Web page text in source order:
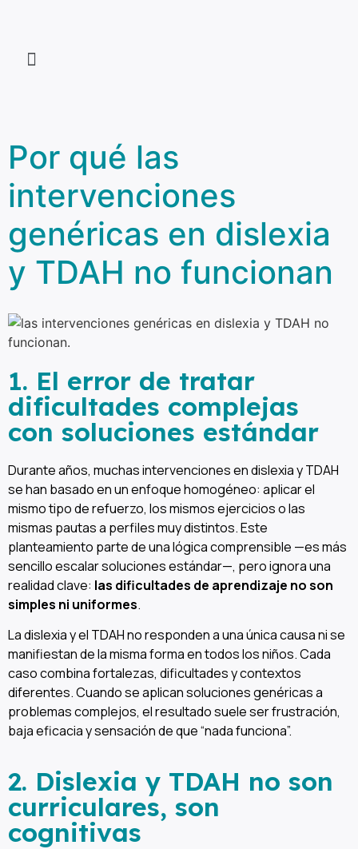
Por qué las
intervenciones
genéricas en dislexia
y TDAH no funcionan
1. El error de tratar
dificultades complejas
con soluciones estándar
Durante años, muchas intervenciones en dislexia y TDAH
se han basado en un enfoque homogéneo: aplicar el
mismo tipo de refuerzo, los mismos ejercicios o las
mismas pautas a perfiles muy distintos. Este
planteamiento parte de una lógica comprensible —es más
sencillo escalar soluciones estándar—, pero ignora una
realidad clave: las dificultades de aprendizaje no son
simples ni uniformes.
La dislexia y el TDAH no responden a una única causa ni se
manifiestan de la misma forma en todos los niños. Cada
caso combina fortalezas, dificultades y contextos
diferentes. Cuando se aplican soluciones genéricas a
problemas complejos, el resultado suele ser frustración,
baja eficacia y sensación de que “nada funciona”.
2. Dislexia y TDAH no son
curriculares, son
cognitivas